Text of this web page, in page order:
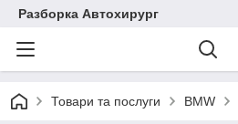
Разборка Автохирург
Товари та послуги BMW